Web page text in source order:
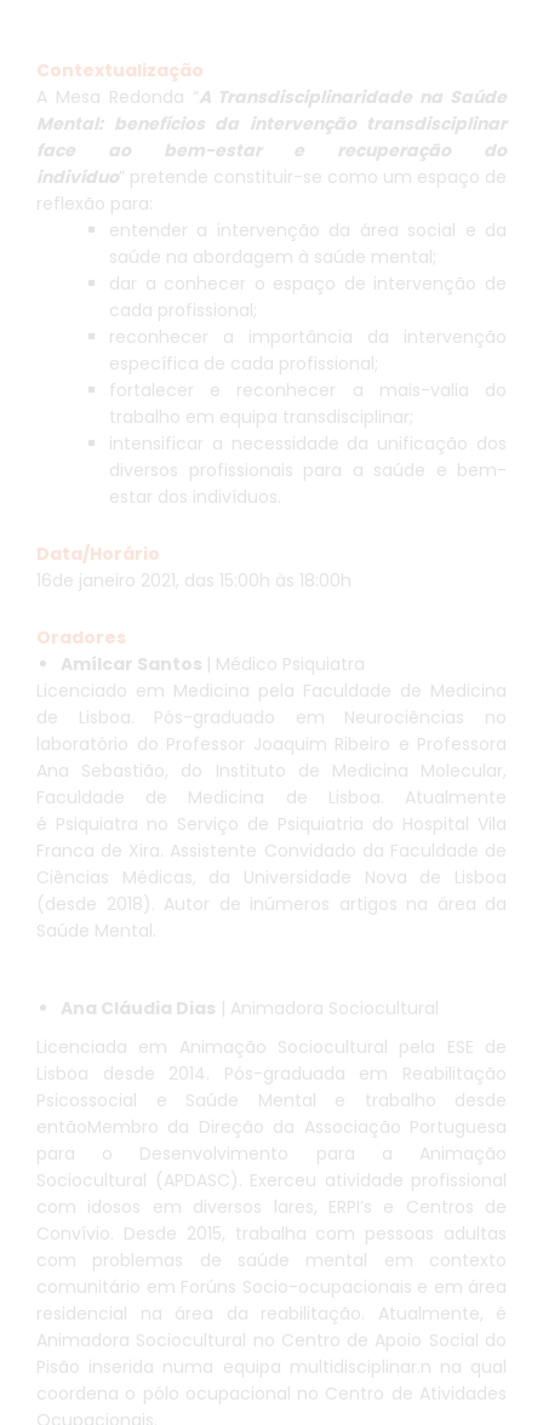
Contextualização
A Mesa Redonda “A Transdisciplinaridade na Saúde
Mental: benefícios da intervenção transdisciplinar
face ao bem-estar e recuperação do
indivíduo” pretende constituir-se como um espaço de
reflexão para:
entender a intervenção da área social e da
saúde na abordagem à saúde mental;
dar a conhecer o espaço de intervenção de
cada profissional;
reconhecer a importância da intervenção
específica de cada profissional;
fortalecer e reconhecer a mais-valia do
trabalho em equipa transdisciplinar;
intensificar a necessidade da unificação dos
diversos profissionais para a saúde e bem-
estar dos indivíduos.
Data/Horário
16de janeiro 2021, das 15:00h às 18:00h
Oradores
Amílcar Santos | Médico Psiquiatra
Licenciado em Medicina pela Faculdade de Medicina
de Lisboa. Pós-graduado em Neurociências no
laboratório do Professor Joaquim Ribeiro e Professora
Ana Sebastião, do Instituto de Medicina Molecular,
Faculdade de Medicina de Lisboa. Atualmente
é Psiquiatra no Serviço de Psiquiatria do Hospital Vila
Franca de Xira. Assistente Convidado da Faculdade de
Ciências Médicas, da Universidade Nova de Lisboa
(desde 2018). Autor de inúmeros artigos na área da
Saúde Mental.
Ana Cláudia Dias | Animadora Sociocultural
Licenciada em Animação Sociocultural pela ESE de
Lisboa desde 2014. Pós-graduada em Reabilitação
Psicossocial e Saúde Mental e trabalho desde
entãoMembro da Direção da Associação Portuguesa
para o Desenvolvimento para a Animação
Sociocultural (APDASC). Exerceu atividade profissional
com idosos em diversos lares, ERPI’s e Centros de
Convívio. Desde 2015, trabalha com pessoas adultas
com problemas de saúde mental em contexto
comunitário em Forúns Socio-ocupacionais e em área
residencial na área da reabilitação. Atualmente, é
Animadora Sociocultural no Centro de Apoio Social do
Pisão inserida numa equipa multidisciplinar.n na qual
coordena o pólo ocupacional no Centro de Atividades
Ocupacionais.